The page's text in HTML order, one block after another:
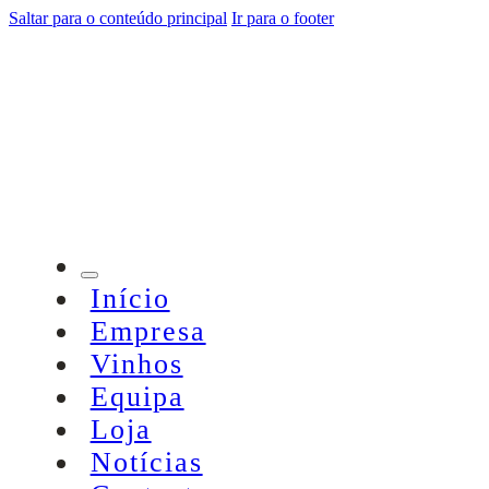
Saltar para o conteúdo principal Ir para o footer
Início
Empresa
Vinhos
Equipa
Loja
Notícias